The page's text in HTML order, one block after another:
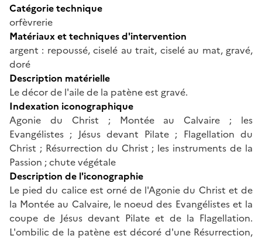
Catégorie technique
orfèvrerie
Matériaux et techniques d'intervention
argent : repoussé, ciselé au trait, ciselé au mat, gravé,
doré
Description matérielle
Le décor de l'aile de la patène est gravé.
Indexation iconographique
Agonie du Christ ; Montée au Calvaire ; les
Evangélistes ; Jésus devant Pilate ; Flagellation du
Christ ; Résurrection du Christ ; les instruments de la
Passion ; chute végétale
Description de l'iconographie
Le pied du calice est orné de l'Agonie du Christ et de
la Montée au Calvaire, le noeud des Evangélistes et la
coupe de Jésus devant Pilate et de la Flagellation.
L'ombilic de la patène est décoré d'une Résurrection,